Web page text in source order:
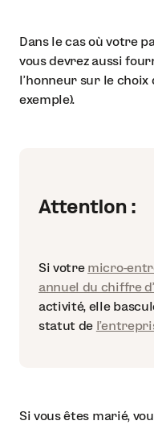
Dans le cas où votre
vous devrez aussi
l’honneur sur le
exemple).
Attention :
Si votre micro-
annuel du chiffre
activité, elle
statut de
Si vous êtes marié,